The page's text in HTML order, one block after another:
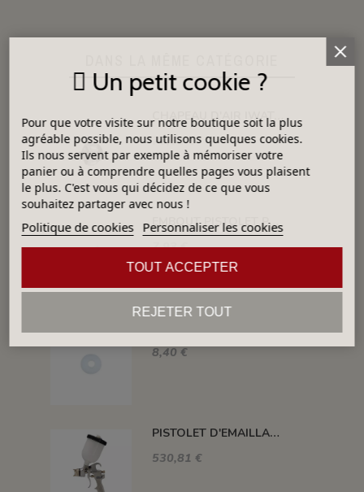
76,68 €
EMBOUT PISTOLET POUR RACCORD TUYAU - EMBHS25
7,93 €
8,40 €
PISTOLET D'EMAILLAGE PERFEKT-4 GRAVITE 500 ML
530,81 €
Un petit cookie ?
Pour que votre visite sur notre boutique soit la plus
agréable possible, nous utilisons quelques cookies.
Ils nous servent par exemple à mémoriser votre
panier ou à comprendre quelles pages vous plaisent
le plus. C'est vous qui décidez de ce que vous
souhaitez partager avec nous !
Politique de cookies Personnaliser les cookies
REJETER TOUT
TOUT ACCEPTER